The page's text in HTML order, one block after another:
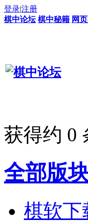
登录|注册
棋中论坛 棋中秘籍 网
获得约 0
全部版
棋软下